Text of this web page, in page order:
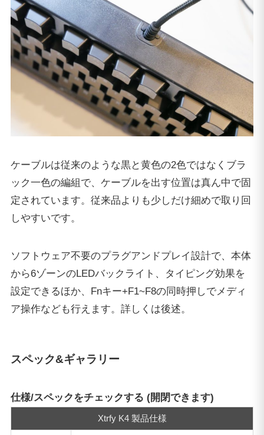
ケーブルは従来のような黒と黄色の2色ではなくブラ
ック一色の編組で、ケーブルを出す位置は真ん中で固
定されています。従来品よりも少しだけ細めで取り回
しやすいです。
ソフトウェア不要のプラグアンドプレイ設計で、本体
から6ゾーンのLEDバックライト、タイピング効果を
設定できるほか、Fnキー+F1~F8の同時押しでメディ
ア操作なども行えます。詳しくは後述。
スペック&ギャラリー
仕様/スペックをチェックする (開閉できます)
Xtrfy K4 製品仕様